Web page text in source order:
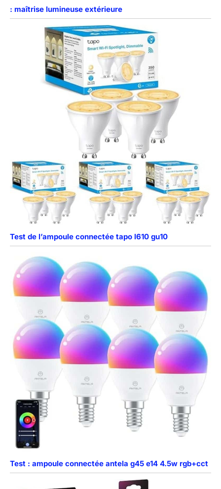
: maîtrise lumineuse extérieure
Test de l’ampoule connectée tapo l610 gu10
Test : ampoule connectée antela g45 e14 4.5w rgb+cct